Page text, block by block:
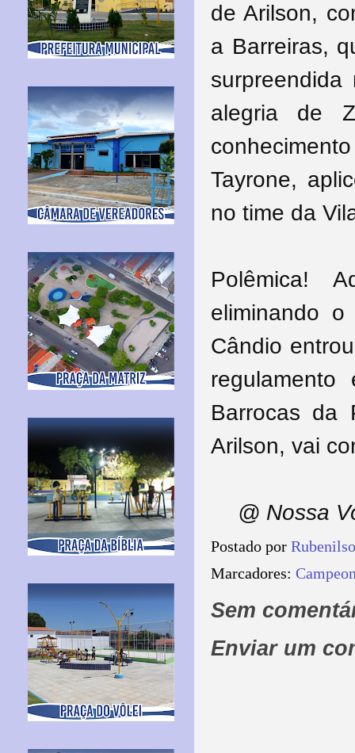
de Arilson,
a Barreiras,
alegria de
Tayrone,
no time da
Polêmica!
eliminando
Cândio
Barrocas da
Arilson, vai
@ Nossa
Postado por
Marcadores:
Sem
Enviar um